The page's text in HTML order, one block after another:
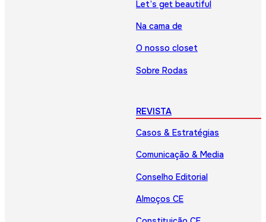
Let’s get beautiful
Na cama de
O nosso closet
Sobre Rodas
REVISTA
Casos & Estratégias
Comunicação & Media
Conselho Editorial
Almoços CE